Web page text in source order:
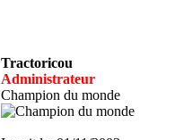
Tractoricou
Administrateur
Champion du monde